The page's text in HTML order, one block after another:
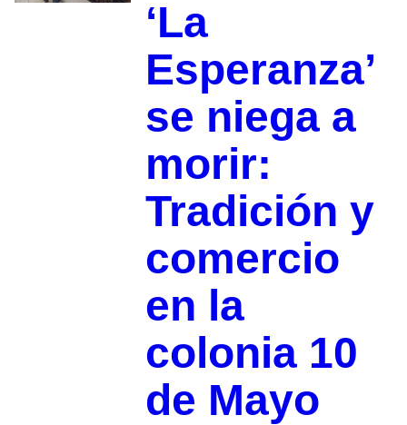
‘La
Esperanza’
se niega a
morir:
Tradición y
comercio
en la
colonia 10
de Mayo